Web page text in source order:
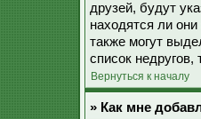
друзей, будут
находятся ли
также могут
список
Вернуться к началу
» Как мне